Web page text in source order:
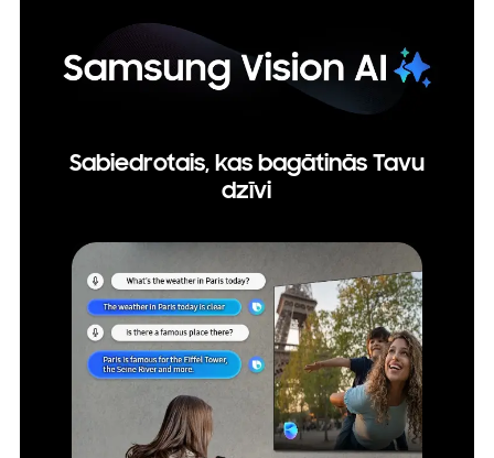
Sabiedrotais, kas bagātinās Tavu
dzīvi